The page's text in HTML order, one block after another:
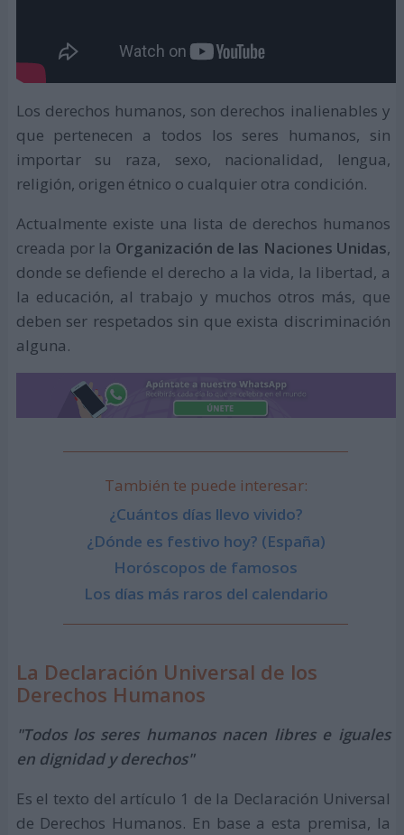
¿Qué son los derechos humanos?
Los derechos humanos, son derechos inalienables y
que pertenecen a todos los seres humanos, sin
importar su raza, sexo, nacionalidad, lengua,
religión, origen étnico o cualquier otra condición.
Actualmente existe una lista de derechos humanos
creada por la Organización de las Naciones Unidas,
donde se defiende el derecho a la vida, la libertad, a
la educación, al trabajo y muchos otros más, que
deben ser respetados sin que exista discriminación
alguna.
También te puede interesar:
¿Cuántos días llevo vivido?
¿Dónde es festivo hoy? (España)
Horóscopos de famosos
Los días más raros del calendario
La Declaración Universal de los
Derechos Humanos
"Todos los seres humanos nacen libres e iguales
en dignidad y derechos"
Es el texto del artículo 1 de la Declaración Universal
de Derechos Humanos. En base a esta premisa, la